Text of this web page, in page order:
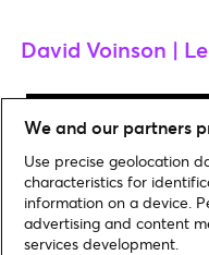
David Voinson |
We and our partners
Use precise geolocation
characteristics for
information on a device.
advertising and content
services development.